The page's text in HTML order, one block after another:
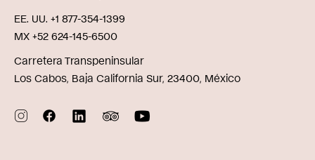
EE. UU. +1 877-354-1399
MX +52 624-145-6500
Carretera Transpeninsular
Los Cabos, Baja California Sur, 23400, México